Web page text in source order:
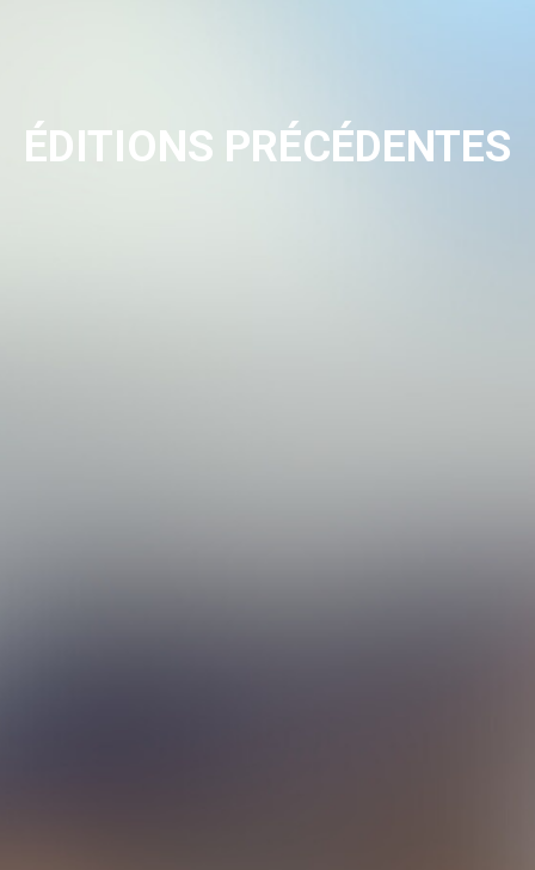
ÉDITIONS PRÉCÉDENTES